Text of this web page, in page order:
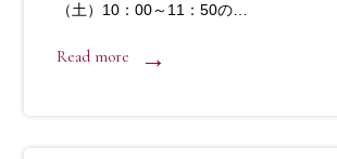
（土）10：00～11：50の…
Read more